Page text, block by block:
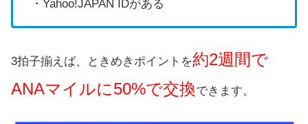
・Yahoo!JAPAN IDがある
3拍子揃えば、ときめきポイントを約2週間で
ANAマイルに50%で交換できます。